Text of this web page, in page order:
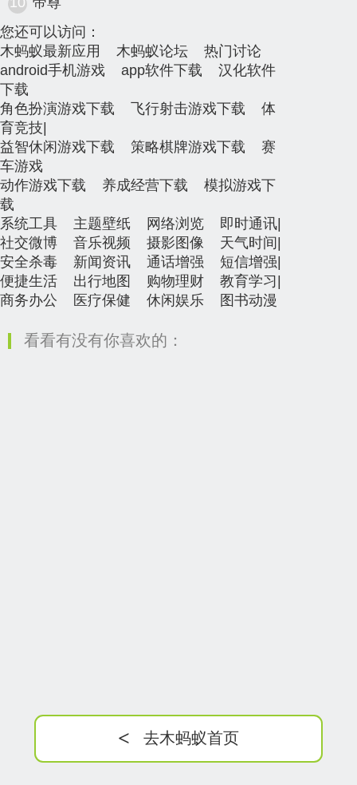
您还可以访问：
木蚂蚁最新应用
木蚂蚁论坛
热门讨论
android手机游戏
app软件下载
汉化软件
下载
角色扮演游戏下载
飞行射击游戏下载
体
育竞技|
益智休闲游戏下载
策略棋牌游戏下载
赛
车游戏
动作游戏下载
养成经营下载
模拟游戏下
载
系统工具
主题壁纸 网络浏览 即时通讯|
社交微博
音乐视频 摄影图像 天气时间|
安全杀毒
新闻资讯 通话增强 短信增强|
便捷生活
出行地图 购物理财 教育学习|
商务办公
医疗保健 休闲娱乐 图书动漫
看看有没有你喜欢的：
< 去木蚂蚁首页